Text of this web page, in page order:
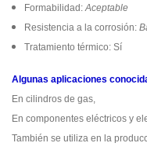
Formabilidad:Aceptable
Resistencia a la corrosión:
Tratamiento térmico: Sí
Algunas aplicaciones
En cilindros de gas,
En componentes eléctricos y
También se utiliza en la